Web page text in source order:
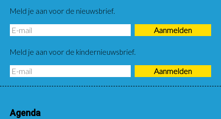
Meld je aan voor de nieuwsbrief.
Meld je aan voor de kindernieuwsbrief.
Agenda